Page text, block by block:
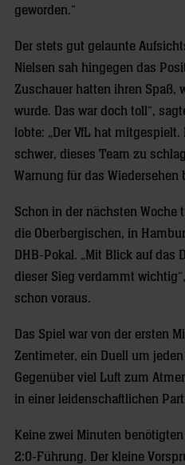
geworden.“
Der stets gut gelaunte
Nielsen sah hingegen das
Zuschauer hatten ihren Spaß,
wurde. Das war doch toll“,
lobte: „Der VfL hat
schwer, dieses Team zu
Warnung für das Wiedersehen
Schon in der nächsten Woche
die Oberbergischen, in
DHB-Pokal. „Mit Blick auf das
dieser Sieg verdammt
schon voraus.
Das Spiel war von der ersten
Zentimeter, ein Duell um
Gegenüber viel Luft zum
in einer leidenschaftlichen
Keine zwei Minuten
2:0-Führung. Der kleine